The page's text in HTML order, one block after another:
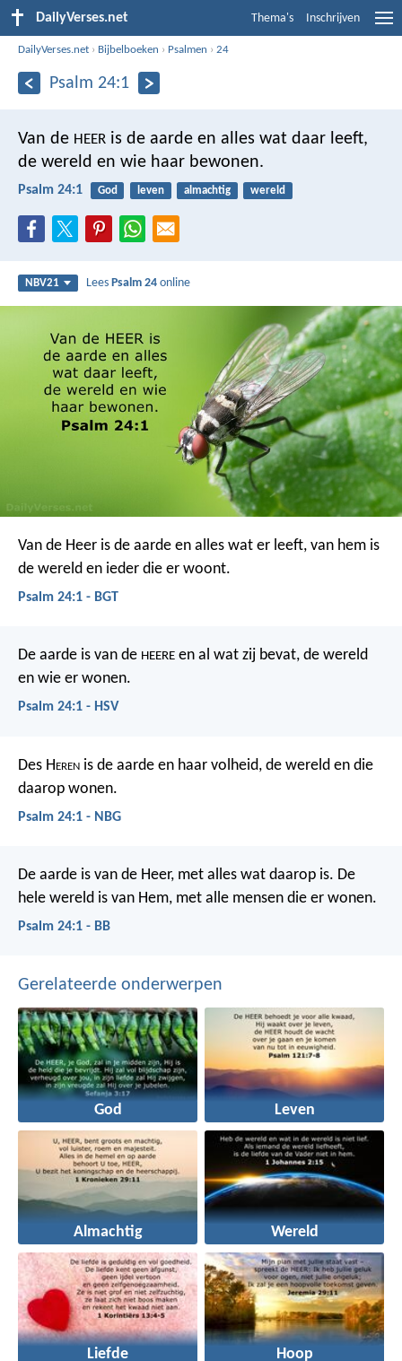
DailyVerses.net Thema's Inschrijven
DailyVerses.net › Bijbelboeken › Psalmen ›24
Psalm 24:1
Van de HEER is de aarde en alles wat daar leeft,
de wereld en wie haar bewonen.
Psalm 24:1 God leven almachtig wereld
NBV21 LeesPsalm 24 online
Van de Heer is de aarde en alles wat er leeft, van hem is
de wereld en ieder die er woont.
Psalm 24:1 - BGT
De aarde is van de HEERE en al wat zij bevat, de wereld
en wie er wonen.
Psalm 24:1 - HSV
Des Heren is de aarde en haar volheid, de wereld en die
daarop wonen.
Psalm 24:1 - NBG
De aarde is van de Heer, met alles wat daarop is. De
hele wereld is van Hem, met alle mensen die er wonen.
Psalm 24:1 - BB
Gerelateerde onderwerpen
God Leven
Almachtig Wereld
Liefde Hoop